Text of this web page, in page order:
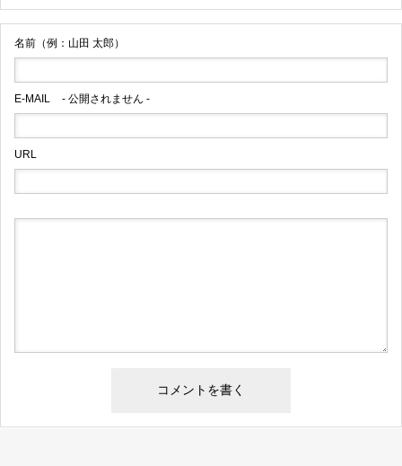
名前（例：山田 太郎）
E-MAIL - 公開されません -
URL